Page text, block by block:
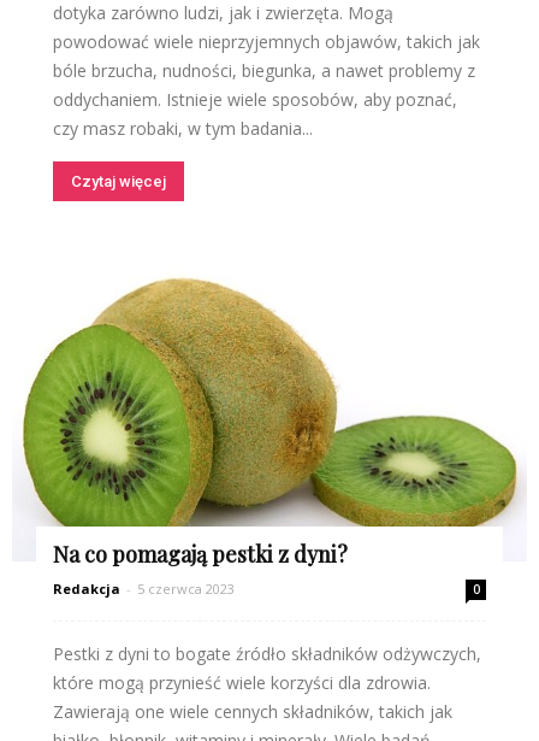
dotyka zarówno ludzi, jak i zwierzęta. Mogą
powodować wiele nieprzyjemnych objawów, takich jak
bóle brzucha, nudności, biegunka, a nawet problemy z
oddychaniem. Istnieje wiele sposobów, aby poznać,
czy masz robaki, w tym badania...
Czytaj więcej
Na co pomagają pestki z dyni?
Redakcja - 5 czerwca 2023 0
Pestki z dyni to bogate źródło składników odżywczych,
które mogą przynieść wiele korzyści dla zdrowia.
Zawierają one wiele cennych składników, takich jak